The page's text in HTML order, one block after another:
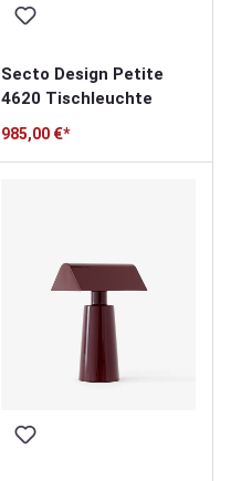
Secto Design Petite
4620 Tischleuchte
985,00 €*